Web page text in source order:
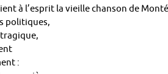
à l’esprit la vieille chanson de
politiques,
: